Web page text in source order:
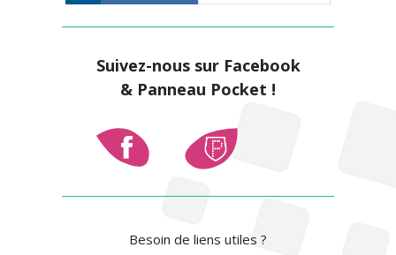
Suivez-nous sur Facebook
& Panneau Pocket !
Besoin de liens utiles ?